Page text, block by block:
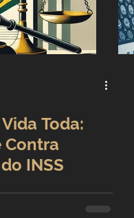
Toda:
Contra
INSS